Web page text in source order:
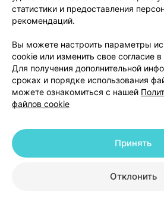
Публичный договор
Способы оплаты
Вакансии
Написать
Написать в
Персональные
© 2026 ООО «Артокс Лаб», УНП 191700409 |
+375 291212755
статистики и предоставления
рекомендаций.
Вы можете настроить параметры
cookie или изменить свое согласие
Для получения дополнительной
сроках и порядке использования
можете ознакомиться с нашей
файлов cookie
Отклонить
Принять